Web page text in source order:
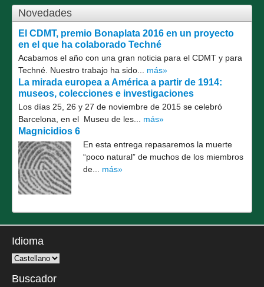
Novedades
El CDMT, premio Bonaplata 2016 en un proyecto
en el que ha colaborado Techné
Acabamos el año con una gran noticia para el CDMT y para
Techné. Nuestro trabajo ha sido... más»
La mirada europea a América a partir de 1914:
museos, colecciones e investigaciones
Los días 25, 26 y 27 de noviembre de 2015 se celebró
Barcelona, en el Museu de les... más»
Magnicidios 6
En esta entrega repasaremos la muerte
“poco natural” de muchos de los miembros
de... más»
Idioma
Buscador